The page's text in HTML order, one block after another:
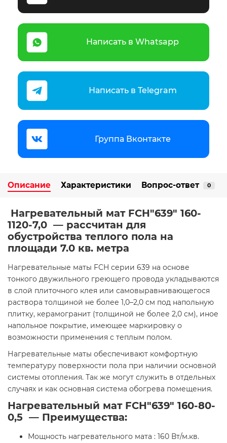
Написать в Whatsapp
Написать в Telegram
Группа Вконтакте
Описание Характеристики Вопрос-ответ 0
Нагревательный мат FCH"639" 160-
1120-7,0 — рассчитан для
обустройства теплого пола на
площади 7.0 кв. метра
Нагревательные маты FCH серии 639 на основе
тонкого двужильного греющего провода укладываются
в слой плиточного клея или самовыравнивающегося
раствора толщиной не более 1,0–2,0 см под напольную
плитку, керамогранит (толщиной не более 2,0 см), иное
напольное покрытие, имеющее маркировку о
возможности применения с теплым полом.
Нагревательные маты обеспечивают комфортную
температуру поверхности пола при наличии основной
системы отопления. Так же могут служить в отдельных
случаях и как основная система обогрева помещения.
Нагревательный мат FCH"639" 160-80-
0,5 — Преимущества:
Мощность нагревательного мата : 160 Вт/м.кв.